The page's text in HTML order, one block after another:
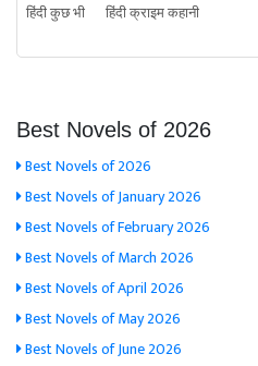
हिंदी कुछ भी
हिंदी क्राइम कहानी
Best Novels of 2026
Best Novels of 2026
Best Novels of January 2026
Best Novels of February 2026
Best Novels of March 2026
Best Novels of April 2026
Best Novels of May 2026
Best Novels of June 2026